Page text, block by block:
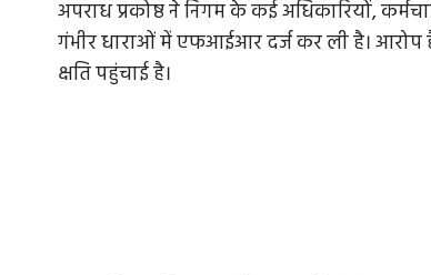
अपराध प्रकोष्ठ ने निगम के कई अधिकारियों,
गंभीर धाराओं में एफआईआर दर्ज कर ली है।
क्षति पहुंचाई है।